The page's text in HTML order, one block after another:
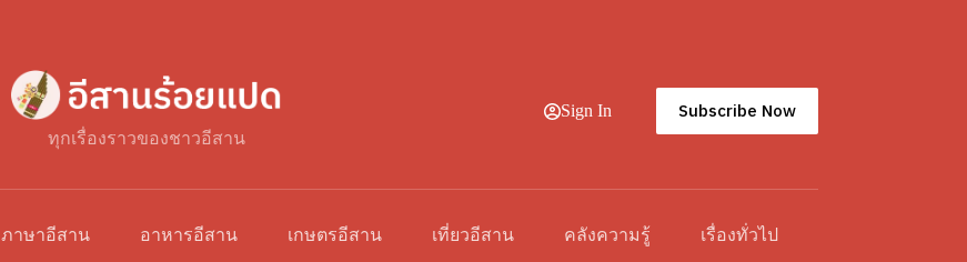
ทุกเรื่องราวของชาวอีสาน
Sign In Subscribe Now
ภาษาอีสาน อาหารอีสาน เกษตรอีสาน เที่ยวอีสาน คลังความรู้ เรื่องทั่วไป